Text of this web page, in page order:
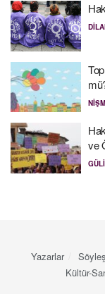
ve
Yazarlar
Kültür-